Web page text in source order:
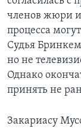
членов жюри и
процесса
Судья
но не
Однако
принять не
Закариасу